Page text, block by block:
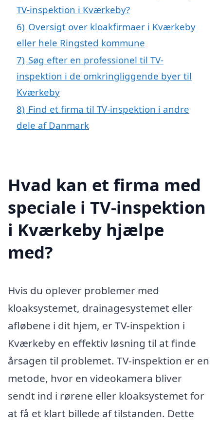
TV-inspektion i Kværkeby?
6) Oversigt over kloakfirmaer i Kværkeby
eller hele Ringsted kommune
7) Søg efter en professionel til TV-
inspektion i de omkringliggende byer til
Kværkeby
8) Find et firma til TV-inspektion i andre
dele af Danmark
Hvad kan et firma med
speciale i TV-inspektion
i Kværkeby hjælpe
med?
Hvis du oplever problemer med
kloaksystemet, drainagesystemet eller
afløbene i dit hjem, er TV-inspektion i
Kværkeby en effektiv løsning til at finde
årsagen til problemet. TV-inspektion er en
metode, hvor en videokamera bliver
sendt ind i rørene eller kloaksystemet for
at få et klart billede af tilstanden. Dette